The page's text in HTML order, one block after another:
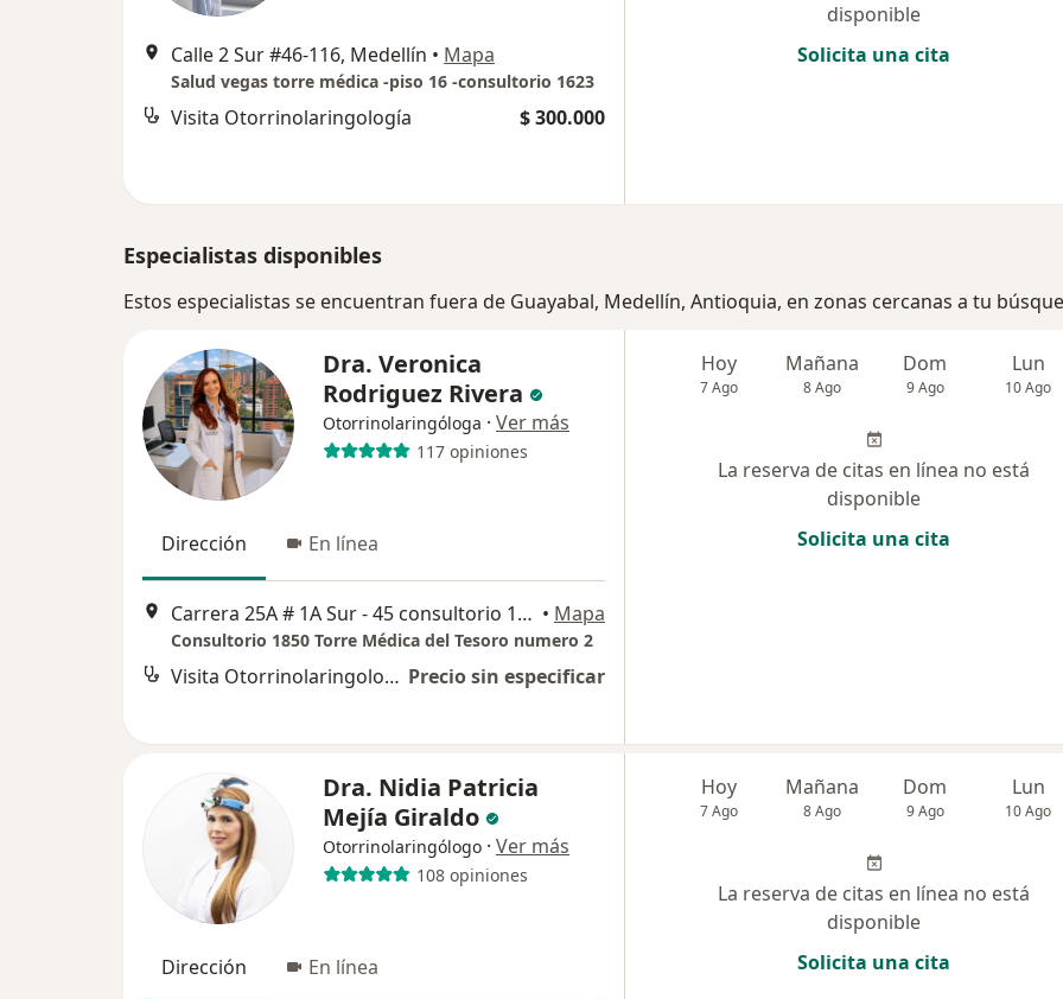
Calle 2 Sur #46-116, Medellín • Mapa
Salud vegas torre médica -piso 16 -consultorio 1623
Visita Otorrinolaringología $ 300.000
disponible
Solicita una cita
Especialistas disponibles
Estos especialistas se encuentran fuera de Guayabal, Medellín, Antioquia, en zonas cercanas a tu
Dra. Veronica
Rodriguez Rivera
Otorrinolaringóloga · Ver más
117 opiniones
Dirección En línea
Carrera 25A # 1A Sur - 45 consultorio 1850, torre medica 2, Medellín • Mapa
Consultorio 1850 Torre Médica del Tesoro numero 2
Visita Otorrinolaringología Precio sin especificar
Hoy
7 Ago
Mañana
8 Ago
Dom
9 Ago
Lun
10 Ago
La reserva de citas en línea no está
disponible
Solicita una cita
Dra. Nidia Patricia
Mejía Giraldo
Otorrinolaringólogo · Ver más
108 opiniones
Dirección En línea
Hoy
7 Ago
Mañana
8 Ago
Dom
9 Ago
Lun
10 Ago
La reserva de citas en línea no está
disponible
Solicita una cita